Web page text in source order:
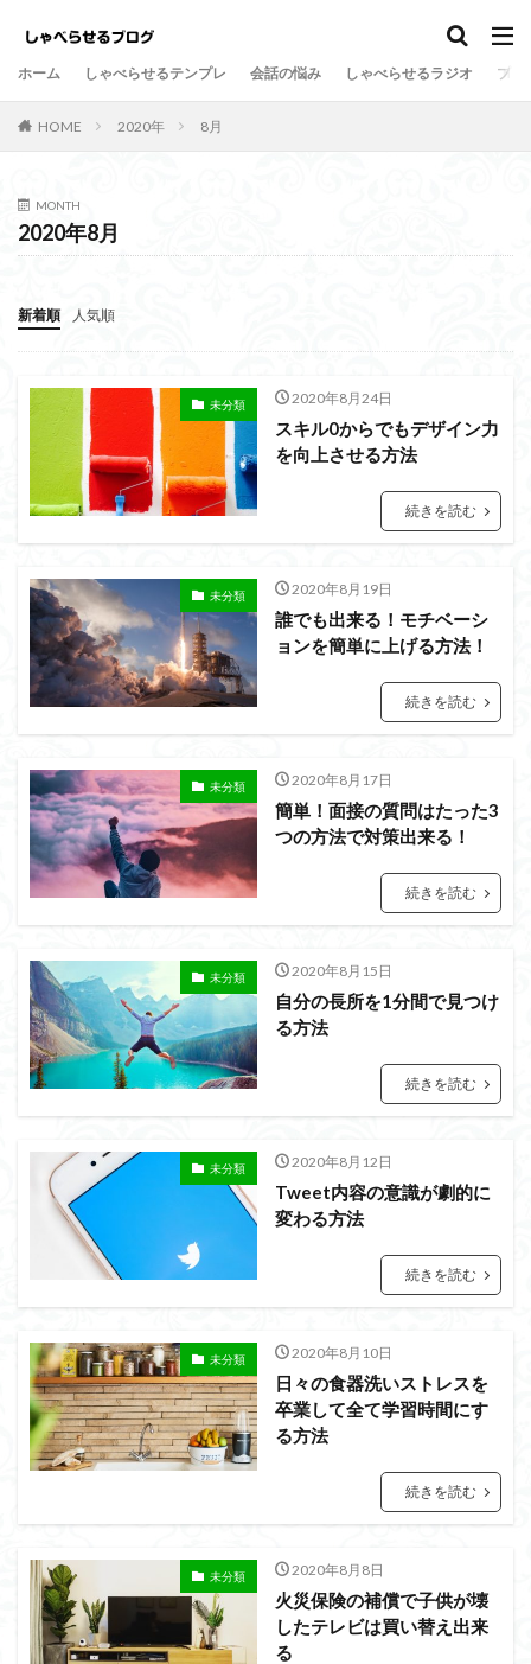
ホーム しゃべらせるテンプレ 会話の悩み しゃべらせるラジオ プロ
HOME 2020年 8月
MONTH
2020年8月
新着順 人気順
未分類 2020年8月24日
スキル0からでもデザイン力
を向上させる方法
続きを読む
未分類 2020年8月19日
誰でも出来る！モチベーシ
ョンを簡単に上げる方法！
続きを読む
未分類 2020年8月17日
簡単！面接の質問はたった3
つの方法で対策出来る！
続きを読む
未分類 2020年8月15日
自分の長所を1分間で見つけ
る方法
続きを読む
未分類 2020年8月12日
Tweet内容の意識が劇的に
変わる方法
続きを読む
未分類 2020年8月10日
日々の食器洗いストレスを
卒業して全て学習時間にす
る方法
続きを読む
未分類 2020年8月8日
火災保険の補償で子供が壊
したテレビは買い替え出来
る
しゃべらせるテンプレ
カテゴリー
タグ
Twitter
名刺交換
劇的に変わる
初対面 共通の話題
伝達効果
伝え方
会話量 書籍 演出
会話術
着地点
頷き 音声配信
返報性の法則
質問
覚えてもらう 苦手 芸人
組み込む
相槌
無口 相手を喜ばせる
相手への興味
盲点
無意識にしゃべらせたい相談会
会話結論法
おもしろ緩急話法
コツ
デザイン力
チェック
ザイアンスの法則
サービスエリア確認法
コミュニケーション
カムバックキーワード法
パイセン質問法
オンライン会議
イベント
みんな
しゃべりたくなる
しゃべらせる技術
しゃべらせる家庭教師
しゃべらせるラジオ
しゃべらせるテンプレ
トレーニング
ブーストテクニック
会話相談
会話の声色
会話引き出し力
会話ツール
会話ストーリー法
会話の空気感
会話の演出力
会話の本音話法
会話の悩み
プライベート
予想外の返答
一方的
モチベーション
メラビアンの法則
プロフィール 高める